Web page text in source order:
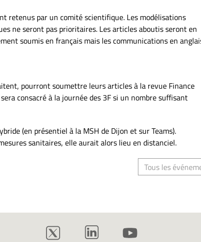
retenus par un comité scientifique. Les modélisations
ne seront pas prioritaires. Les articles aboutis seront en
soumis en français mais les communications en
pourront soumettre leurs articles à la revue Finance
consacré à la journée des 3F si un nombre suffisant
(en présentiel à la MSH de Dijon et sur Teams).
sanitaires, elle aurait alors lieu en distanciel.
Tous les